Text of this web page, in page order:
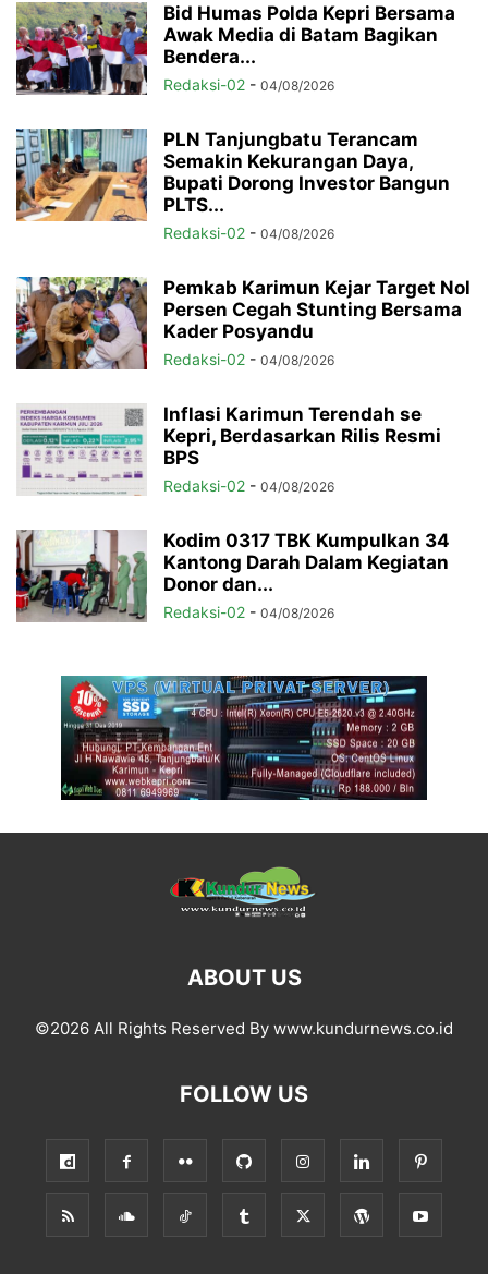
Bid Humas Polda Kepri Bersama
Awak Media di Batam Bagikan
Bendera...
Redaksi-02 - 04/08/2026
PLN Tanjungbatu Terancam
Semakin Kekurangan Daya,
Bupati Dorong Investor Bangun
PLTS...
Redaksi-02 - 04/08/2026
Pemkab Karimun Kejar Target Nol
Persen Cegah Stunting Bersama
Kader Posyandu
Redaksi-02 - 04/08/2026
Inflasi Karimun Terendah se
Kepri, Berdasarkan Rilis Resmi
BPS
Redaksi-02 - 04/08/2026
Kodim 0317 TBK Kumpulkan 34
Kantong Darah Dalam Kegiatan
Donor dan...
Redaksi-02 - 04/08/2026
ABOUT US
©2026 All Rights Reserved By www.kundurnews.co.id
FOLLOW US